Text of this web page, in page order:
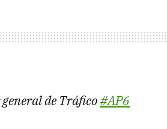
de Tráfico#AP6